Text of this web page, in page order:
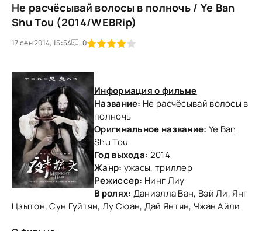
Не расчёсывай волосы в полночь / Ye Ban
Shu Tou (2014/WEBRip)
17 сен 2014, 15:54 0
1 2 3 4 5
Информация о фильме
Название: Не расчёсывай волосы в
полночь
Оригинальное название: Ye Ban
Shu Tou
Год выхода: 2014
Жанр: ужасы, триллер
Режиссер: Нинг Лиу
В ролях: Даниэлла Ван, Вэй Ли, Янг
Цзытон, Сун Гуйтян, Лу Сюан, Дай Янтян, Чжан Айли